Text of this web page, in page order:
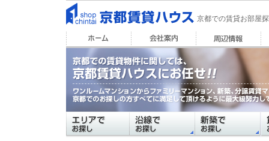
京都での賃貸お部屋